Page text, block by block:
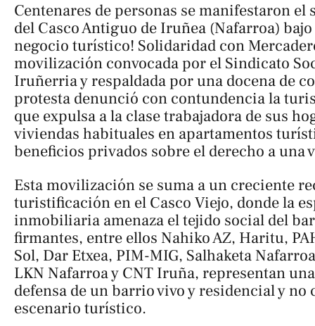
Centenares de personas se manifestaron el
del Casco Antiguo de Iruñea (Nafarroa) bajo
negocio turístico! Solidaridad con
movilización convocada por el Sindicato
Iruñerria y respaldada por una docena de
protesta denunció con contundencia la
que expulsa a la clase trabajadora de sus
viviendas habituales en apartamentos
beneficios privados sobre el derecho a una
Esta movilización se suma a un creciente
turistificación en el Casco Viejo, donde la
inmobiliaria amenaza el tejido social del
firmantes, entre ellos Nahiko AZ, Haritu,
Sol, Dar Etxea, PIM-MIG, Salhaketa
LKN Nafarroa y CNT Iruña, representan
defensa de un barrio vivo y residencial y no
escenario turístico.